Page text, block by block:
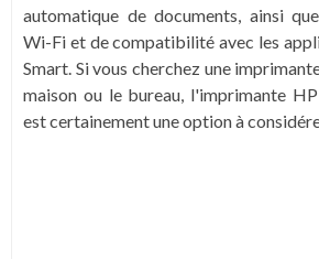
automatique de documents, ainsi
Wi-Fi et de compatibilité avec les
Smart. Si vous cherchez une
maison ou le bureau, l'imprimante
est certainement une option à